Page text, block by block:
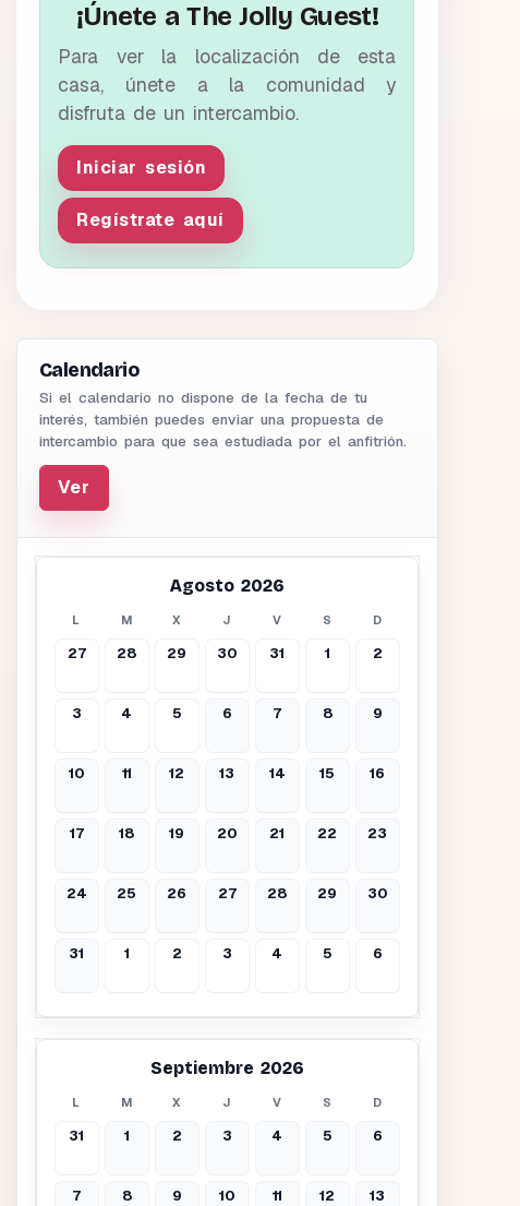
¡Únete a The Jolly Guest!
Para ver la localización de esta
casa, únete a la comunidad y
disfruta de un intercambio.
Iniciar sesión
Regístrate aquí
Calendario
Si el calendario no dispone de la fecha de tu
interés, también puedes enviar una propuesta de
intercambio para que sea estudiada por el anfitrión.
Ver
Agosto 2026
L M X J V S D
27 28 29 30 31 1 2
3 4 5 6 7 8 9
10 11 12 13 14 15 16
17 18 19 20 21 22 23
24 25 26 27 28 29 30
31 1 2 3 4 5 6
Septiembre 2026
L M X J V S D
31 1 2 3 4 5 6
7 8 9 10 11 12 13